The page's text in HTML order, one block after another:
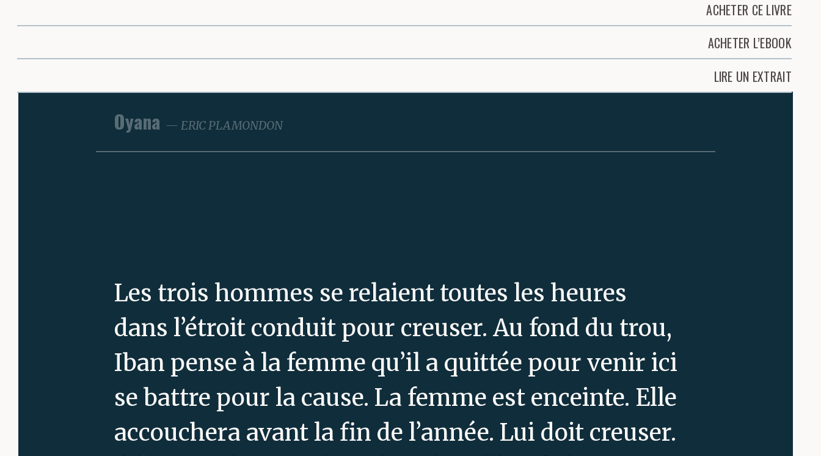
ACHETER CE LIVRE
ACHETER L’EBOOK
LIRE UN EXTRAIT
Oyana ERIC PLAMONDON
Les trois hommes se relaient toutes les heures
dans l’étroit conduit pour creuser. Au fond du trou,
Iban pense à la femme qu’il a quittée pour venir ici
se battre pour la cause. La femme est enceinte. Elle
accouchera avant la fin de l’année. Lui doit creuser.